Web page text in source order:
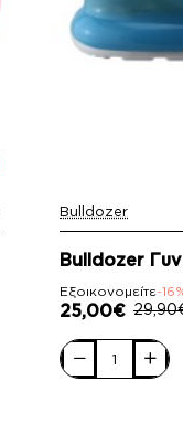
-16%
Bulldozer
Bulldozer
Εξοικονομείτε-
25,00€
Bulldozer
Γυναικεία